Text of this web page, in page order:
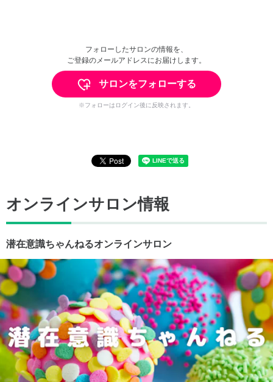
フォローしたサロンの情報を、
ご登録のメールアドレスにお届けします。
サロンをフォローする
※フォローはログイン後に反映されます。
オンラインサロン情報
潜在意識ちゃんねるオンラインサロン